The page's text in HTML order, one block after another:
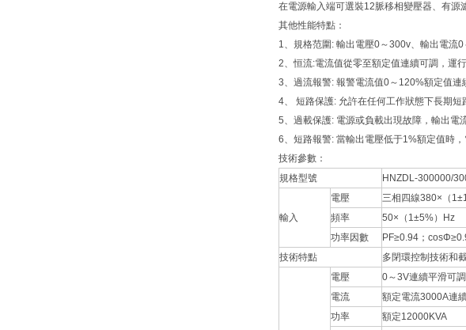
在電源輸入端可選裝12脈移相變壓器、有源
其他性能特點：
1、規格范圍: 輸出電壓0～300v、輸出電流
2、恒流:電流值從零至額定值連續可調，運
3、過流報警: 報警電流值0～120%額定值連
4、 短路保護: 允許在任何工作狀態下長期短
5、過載保護: 電源或負載出現故障，輸出電
6、短路報警: 當輸出電壓低于1%額定值時，
技術參數：
規格型號
HNZDL-300000/
輸入
電壓
三相四線380×（
頻率
50×（1±5%）Hz
功率因數
PF≥0.94；
技術特點
多閉環控制技術和
電壓
0～3V連續平滑可調
電流
額定電流3000A連
功率
額定12000KVA